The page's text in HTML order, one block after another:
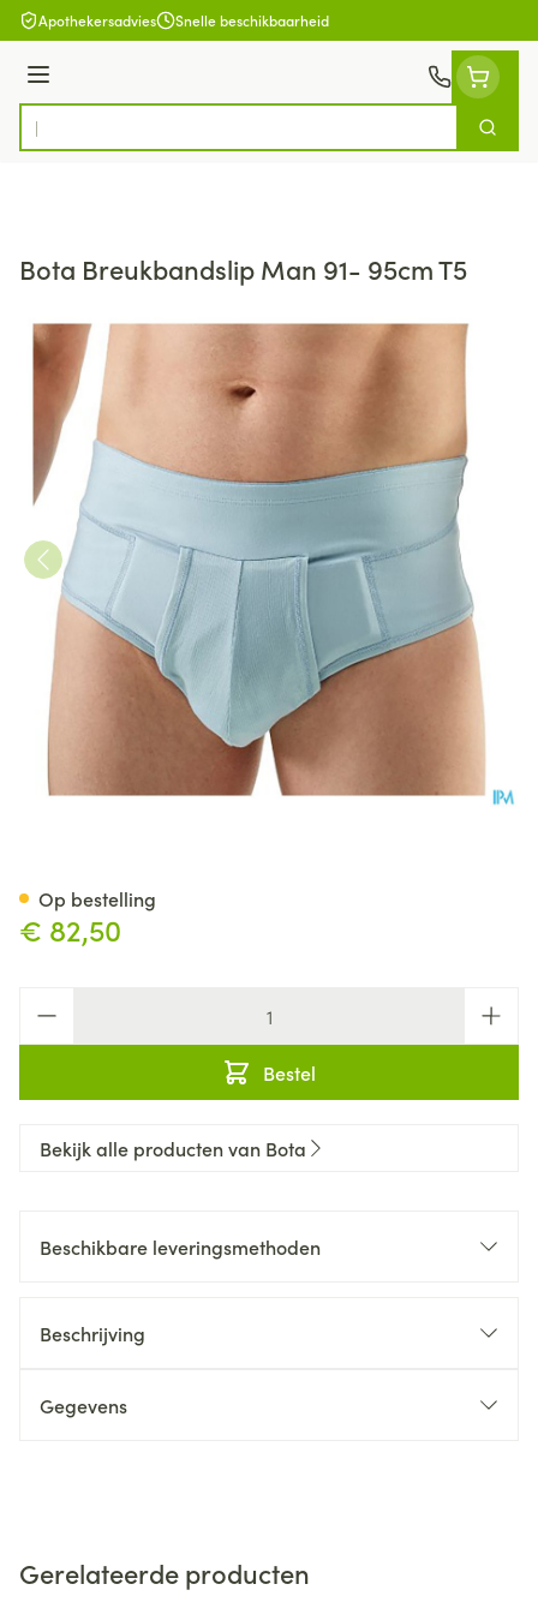
Ga naar de inhoud
Apothekersadvies Snelle beschikbaarheid
Menu
Product, merk, categorie...
Zoek
Bota Breukbandslip Man 91- 95cm T5
€ 82,50
Bestel
Op bestelling
Bekijk alle producten van Bota
Beschikbare leveringsmethoden
Beschrijving
Gegevens
Gerelateerde producten